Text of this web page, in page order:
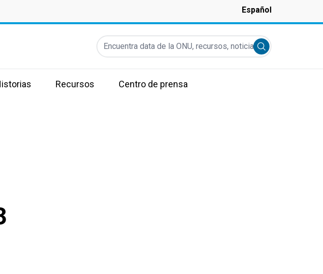
Español
Encuentra data de la ONU, recursos, noticias y más...
Submit search
Recursos Centro de prensa